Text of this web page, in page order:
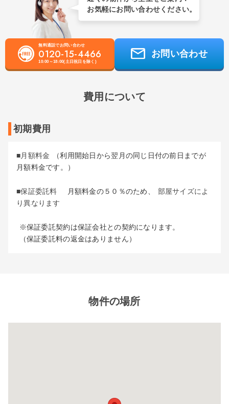
お気軽にお問い合わせください。
無料通話でお問い合わせ
0120-15-4466
10:00～18:00(土日祝日を除く)
お問い合わせ
費用について
初期費用
■月額料金
（利用開始日から翌月の同じ日付の前日までが
月額料金です。）
■保証委託料 月額料金の５０％のため、
部屋サイズによ
り異なります
※保証委託契約は保証会社との契約になります。
（保証委託料の返金はありません）
物件の場所